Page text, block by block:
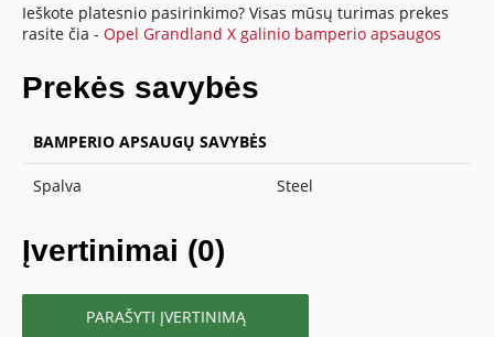
Ieškote platesnio pasirinkimo? Visas mūsų turimas prekes
rasite čia -Opel Grandland X galinio bamperio apsaugos
Prekės savybės
BAMPERIO APSAUGŲ SAVYBĖS
Spalva Steel
Įvertinimai (0)
PARAŠYTI ĮVERTINIMĄ